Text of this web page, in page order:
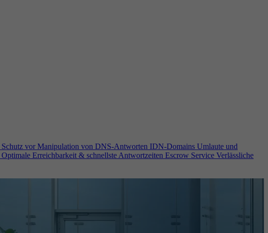
Schutz vor Manipulation von DNS-Antworten IDN-Domains Umlaute und
Optimale Erreichbarkeit & schnellste Antwortzeiten Escrow Service Verlässliche